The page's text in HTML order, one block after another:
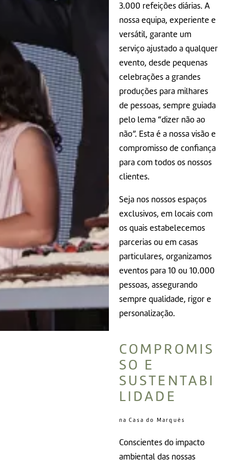
3.000 refeições diárias. A
nossa equipa, experiente e
versátil, garante um
serviço ajustado a qualquer
evento, desde pequenas
celebrações a grandes
produções para milhares
de pessoas, sempre guiada
pelo lema “dizer não ao
não”. Esta é a nossa visão e
compromisso de confiança
para com todos os nossos
clientes.
Seja nos nossos espaços
exclusivos, em locais com
os quais estabelecemos
parcerias ou em casas
particulares, organizamos
eventos para 10 ou 10.000
pessoas, assegurando
sempre qualidade, rigor e
personalização.
COMPROMIS
SO E
SUSTENTABI
LIDADE
na Casa do Marquês
Conscientes do impacto
ambiental das nossas